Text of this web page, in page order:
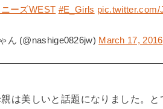
ーズWEST #E_Girls pic.twitter.com/
ん (@nashige0826jw) March 17, 2016
は美しいと話題になりました。と